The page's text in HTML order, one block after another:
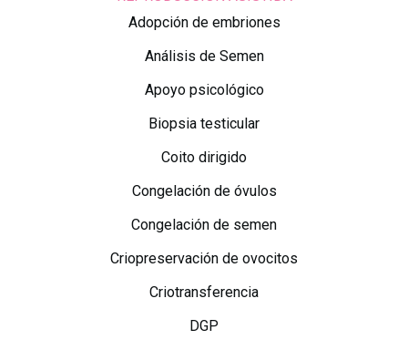
Adopción de embriones
Análisis de Semen
Apoyo psicológico
Biopsia testicular
Coito dirigido
Congelación de óvulos
Congelación de semen
Criopreservación de ovocitos
Criotransferencia
DGP